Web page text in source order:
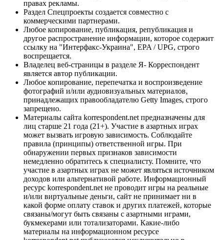
правах рекламы.
Раздел Спецпроекты создается совместно с
коммерческими партнерами.
Любое копирование, публикация, републикация и
другое распространение информации, которое содержит
ссылку на "Интерфакс-Украина", EPA / UPG, строго
воспрещается.
Владелец веб-страницы в разделе Я- Корреспондент
является автор публикации.
Любое копирование, перепечатка и воспроизведение
фотографий и/или аудиовизуальных материалов,
принадлежащих правообладателю Getty Images, строго
запрещено.
Материалы сайта korrespondent.net предназначены для
лиц старше 21 года (21+). Участие в азартных играх
может вызвать игровую зависимость. Соблюдайте
правила (принципы) ответственной игры. При
обнаружении первых признаков зависимости
немедленно обратитесь к специалисту. Помните, что
участие в азартных играх не может являться источником
доходов или альтернативой работе. Информационный
ресурс korrespondent.net не проводит игры на реальные
и/или виртуальные деньги, сайт не принимает ни в
какой форме оплату ставок и других платежей, которые
связаны/могут быть связаны с азартными играми,
букмекерами или тотализаторами. Какие-либо
материалы на информационном ресурсе